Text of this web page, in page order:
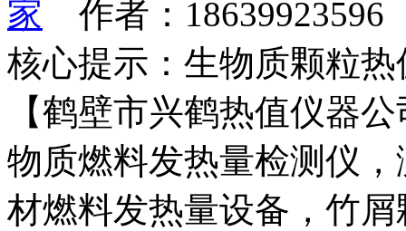
家 作者：
核心提示：生物质颗粒
【鹤壁市兴鹤热值仪器
物质燃料发热量检测仪
材燃料发热量设备，竹